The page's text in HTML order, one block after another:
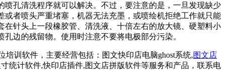
孔清洗程序就可以解决。不过，要注意的是，一旦发现缺少
者喷头严重堵塞，机器无法充墨，或喷绘机拒绝工作就只能
针头上一段橡胶管、清洗液、十倍左右的放大镜、硬塑料小
边的残留物。使用时注意不要将电极部分污染。
训软件，主要经营包括：图文快印店电脑ghost系统,图文店
统计软件,快印店插件,图文店拼版软件等服务和产品，联系电